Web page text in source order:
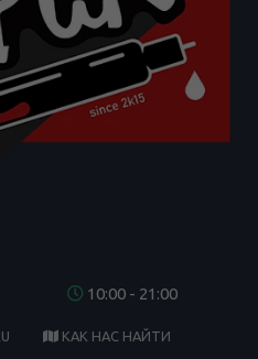
10:00 - 21:00
КАК НАС НАЙТИ